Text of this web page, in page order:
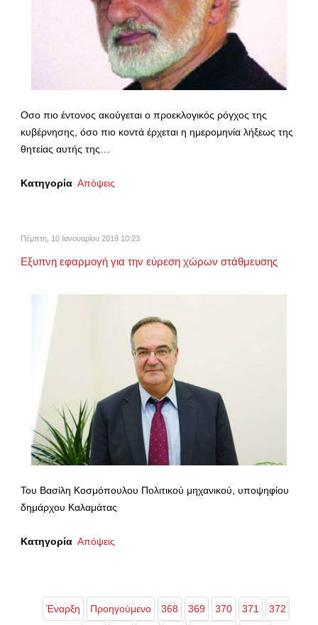
Οσο πιο έντονος ακούγεται ο προεκλογικός ρόγχος της
κυβέρνησης, όσο πιο κοντά έρχεται η ημερομηνία λήξεως της
θητείας αυτής της…
Κατηγορία Απόψεις
Πέμπτη, 10 Ιανουαρίου 2019 10:23
Εξυπνη εφαρμογή για την εύρεση χώρων στάθμευσης
Του Βασίλη Κοσμόπουλου Πολιτικού μηχανικού, υποψηφίου
δημάρχου Καλαμάτας
Κατηγορία Απόψεις
Έναρξη Προηγούμενο 368 369 370 371 372